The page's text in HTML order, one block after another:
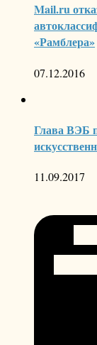
Mail.ru
«Рамблера»
07.12.2016
Глава ВЭБ
11.09.2017